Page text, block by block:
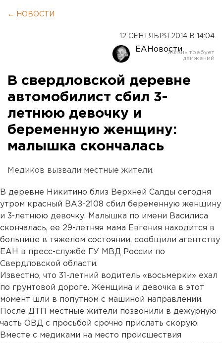
← НОВОСТИ
12 СЕНТЯБРЯ 2014 В 14:04
ЕАНовости
В свердловской деревне
автомобилист сбил 3-
летнюю девочку и
беременную женщину:
малышка скончалась
Медиков вызвали местные жители.
В деревне Никитино близ Верхней Салды сегодня
утром красный ВАЗ-2108 сбил беременную женщину
и 3-летнюю девочку. Малышка по имени Василиса
скончалась, ее 29-летняя мама Евгения находится в
больнице в тяжелом состоянии, сообщили агентству
ЕАН в пресс-службе ГУ МВД России по
Свердловской области.
Известно, что 31-летний водитель «восьмерки» ехал
по грунтовой дороге. Женщина и девочка в этот
момент шли в попутном с машиной направлении.
После ДТП местные жители позвонили в дежурную
часть ОВД с просьбой срочно прислать скорую.
Вместе с медиками на место происшествия